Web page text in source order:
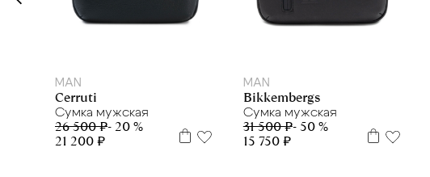
MAN
Cerruti
Сумка мужская
26 500 ₽- 20 %
21 200 ₽
MAN
Bikkembergs
Сумка мужская
31 500 ₽- 50 %
15 750 ₽